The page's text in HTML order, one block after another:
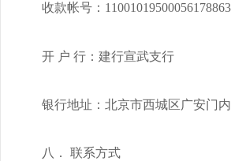
收款帐号：11001019500056178863
开 户 行：建行宣武支行
银行地址：北京市西城区广安门内
八． 联系方式